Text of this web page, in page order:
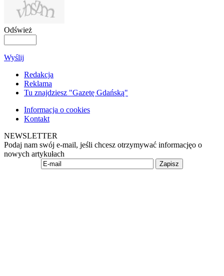
Odśwież
Wyślij
Redakcja
Reklama
Tu znajdziesz "Gazetę Gdańską"
Informacja o cookies
Kontakt
NEWSLETTER
Podaj nam swój e-mail, jeśli chcesz otrzymywać informacjęo o
nowych artykułach
Zapisz